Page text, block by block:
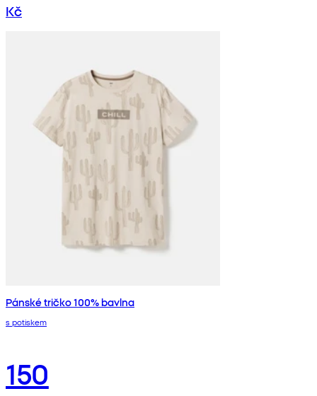
Kč
Pánské tričko 100% bavlna
s potiskem
150